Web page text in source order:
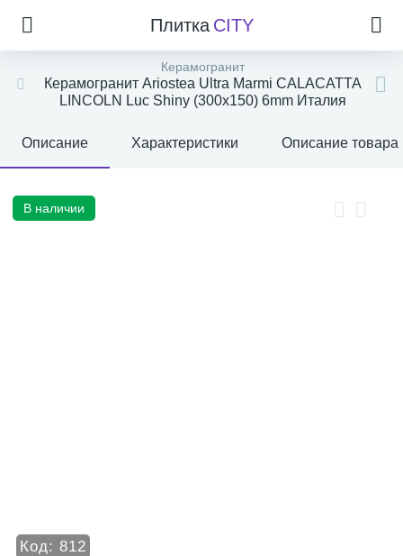
Плитка CITY
Керамогранит
Керамогранит Ariostea Ultra Marmi CALACATTA
LINCOLN Luc Shiny (300x150) 6mm Италия
Описание Характеристики Описание товара
В наличии
Код: 812